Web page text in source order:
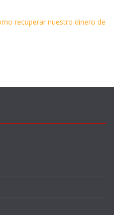
recuperar nuestro dinero de